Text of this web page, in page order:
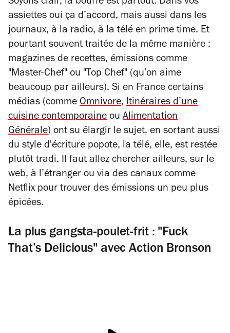
Soyons clair, la bouffe est partout. Dans vos
assiettes oui ça d’accord, mais aussi dans les
journaux, à la radio, à la télé en prime time. Et
pourtant souvent traitée de la même manière :
magazines de recettes, émissions comme
"Master-Chef" ou "Top Chef" (qu’on aime
beaucoup par ailleurs). Si en France certains
médias (comme Omnivore, Itinéraires d’une
cuisine contemporaine ou Alimentation
Générale) ont su élargir le sujet, en sortant aussi
du style d'écriture popote, la télé, elle, est restée
plutôt tradi. Il faut allez chercher ailleurs, sur le
web, à l’étranger ou via des canaux comme
Netflix pour trouver des émissions un peu plus
épicées.
La plus gangsta-poulet-frit : "Fuck
That’s Delicious" avec Action Bronson